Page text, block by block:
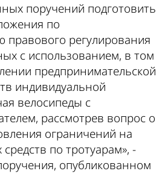
поручений подготовить
по
регулирования
с использованием, в том
предпринимательской
индивидуальной
велосипеды с
рассмотрев вопрос о
ограничений на
по тротуарам», -
опубликованном